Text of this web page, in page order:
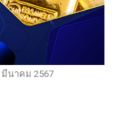
มีนาคม 2567